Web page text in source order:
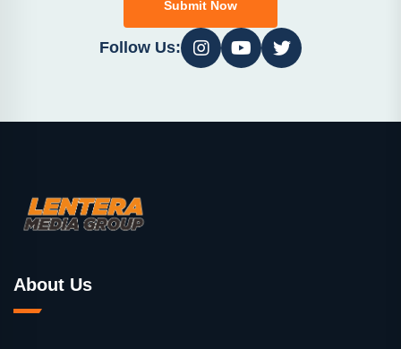
Submit Now
Follow Us:
About Us